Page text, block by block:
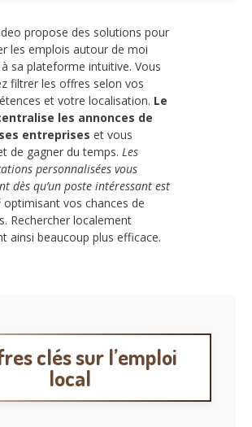
propose des solutions pour
les emplois autour de moi
sa plateforme intuitive. Vous
filtrer les offres selon vos
et votre localisation. Le
les annonces de
entreprises et vous
de gagner du temps. Les
personnalisées vous
dès qu’un poste intéressant est
optimisant vos chances de
Rechercher localement
ainsi beaucoup plus efficace.
clés sur l’emploi
local